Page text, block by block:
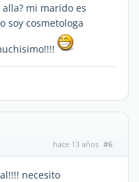
mi marido es
soy cosmetologa
hace 13 años #6
necesito